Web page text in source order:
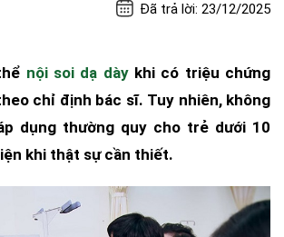
Đã trả lời: 23/12/2025
nội soi dạ dàykhi có triệu chứng
chỉ định bác sĩ. Tuy nhiên, không
dụng thường quy cho trẻ dưới 10
khi thật sự cần thiết.